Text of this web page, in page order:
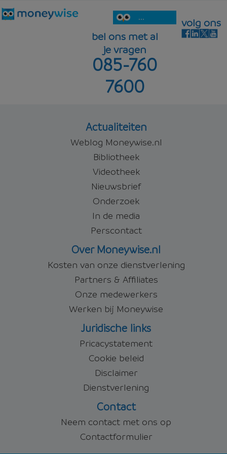
...
bel ons met al
je vragen
085-760
7600
volg ons
Actualiteiten
Weblog Moneywise.nl
Bibliotheek
Videotheek
Nieuwsbrief
Onderzoek
In de media
Perscontact
Over Moneywise.nl
Kosten van onze dienstverlening
Partners & Affiliates
Onze medewerkers
Werken bij Moneywise
Juridische links
Pricacystatement
Cookie beleid
Disclaimer
Dienstverlening
Contact
Neem contact met ons op
Contactformulier